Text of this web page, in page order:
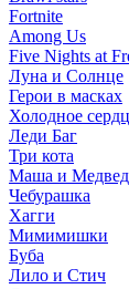
Fortnite
Among Us
Five Nights at
Луна и Солнце
Герои в масках
Холодное
Леди Баг
Три кота
Маша и
Чебурашка
Хагги
Мимимишки
Буба
Лило и Стич